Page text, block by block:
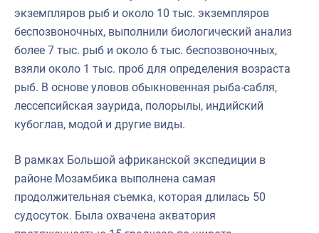
экземпляров рыб и около 10 тыс. экземпляров
беспозвоночных, выполнили биологический анализ
более 7 тыс. рыб и около 6 тыс. беспозвоночных,
взяли около 1 тыс. проб для определения возраста
рыб. В основе уловов обыкновенная рыба-сабля,
лессепсийская заурида, полорылы, индийский
кубоглав, модой и другие виды.
В рамках Большой африканской экспедиции в
районе Мозамбика выполнена самая
продолжительная съемка, которая длилась 50
судосуток. Была охвачена акватория